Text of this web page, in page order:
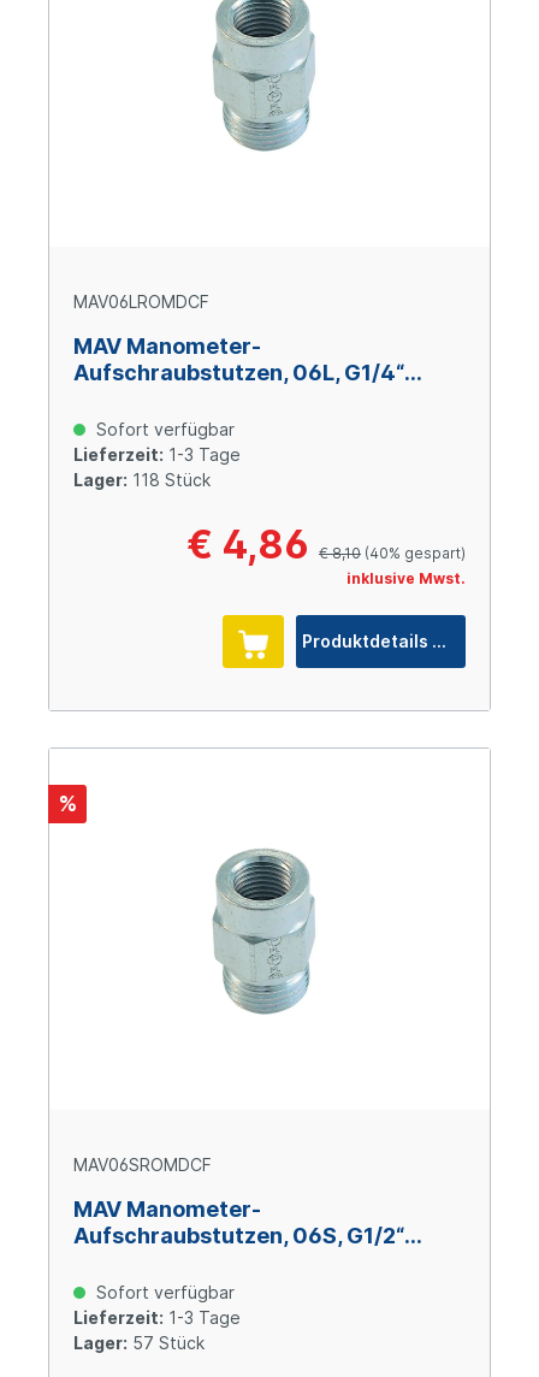
MAV06LROMDCF
MAV Manometer-
Aufschraubstutzen, 06L, G1/4“
Sofort verfügbar
Lieferzeit: 1-3 Tage
Lager: 118 Stück
€ 4,86 € 8,10 (40% gespart)
inklusive Mwst.
Produktdetails
%
MAV06SROMDCF
MAV Manometer-
Aufschraubstutzen, 06S, G1/2“
Sofort verfügbar
Lieferzeit: 1-3 Tage
Lager: 57 Stück